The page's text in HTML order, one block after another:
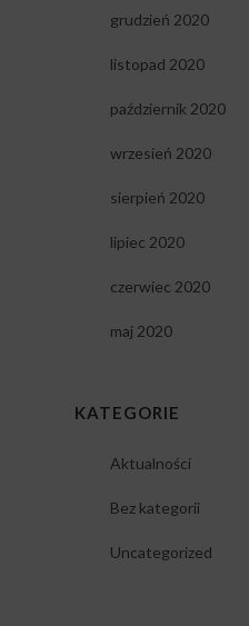
grudzień 2020
listopad 2020
październik 2020
wrzesień 2020
sierpień 2020
lipiec 2020
czerwiec 2020
maj 2020
KATEGORIE
Aktualności
Bez kategorii
Uncategorized